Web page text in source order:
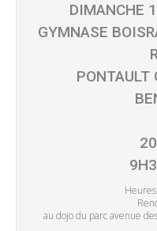
DIMANCHE
GYMNASE
PONTAULT
au dojo du parc avenue